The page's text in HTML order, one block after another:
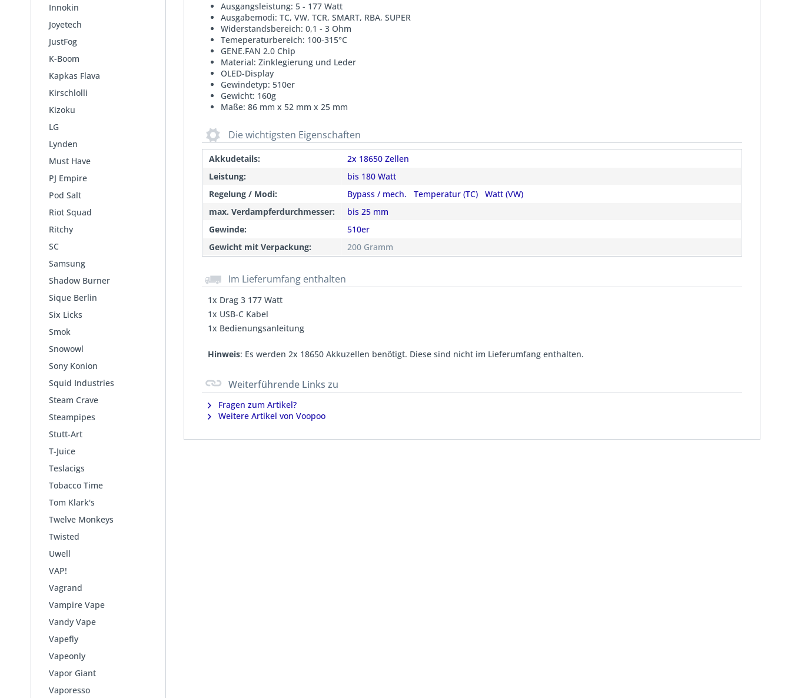
Innokin
Joyetech
JustFog
K-Boom
Kapkas Flava
Kirschlolli
Kizoku
LG
Lynden
Must Have
PJ Empire
Pod Salt
Riot Squad
Ritchy
SC
Samsung
Shadow Burner
Sique Berlin
Six Licks
Smok
Snowowl
Sony Konion
Squid Industries
Steam Crave
Steampipes
Stutt-Art
T-Juice
Teslacigs
Tobacco Time
Tom Klark's
Twelve Monkeys
Twisted
Uwell
VAP!
Vagrand
Vampire Vape
Vandy Vape
Vapefly
Vapeonly
Vapor Giant
Vaporesso
Ausgangsleistung: 5 - 177 Watt
Ausgabemodi: TC, VW, TCR, SMART, RBA, SUPER
Widerstandsbereich: 0,1 - 3 Ohm
Temeperaturbereich: 100-315°C
GENE.FAN 2.0 Chip
Material: Zinklegierung und Leder
OLED-Display
Gewindetyp: 510er
Gewicht: 160g
Maße: 86 mm x 52 mm x 25 mm
Die wichtigsten Eigenschaften
Akkudetails:
2x 18650 Zellen
Leistung:
bis 180 Watt
Regelung / Modi:
Bypass / mech. Temperatur (TC)
Watt (VW)
max. Verdampferdurchmesser:
bis 25 mm
Gewinde:
510er
Gewicht mit Verpackung:
200 Gramm
Im Lieferumfang enthalten
1x Drag 3 177 Watt
1x USB-C Kabel
1x Bedienungsanleitung
Hinweis: Es werden 2x 18650 Akkuzellen benötigt. Diese sind nicht im Lieferumfang enthalten.
Weiterführende Links zu
Fragen zum Artikel?
Weitere Artikel von Voopoo